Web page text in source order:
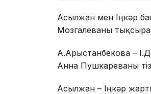
Асылжан мен Іңкәр
Мозгалеваны тықсыра
А.Арыстанбекова –
Анна Пушкареваны
Асылжан – Іңкәр